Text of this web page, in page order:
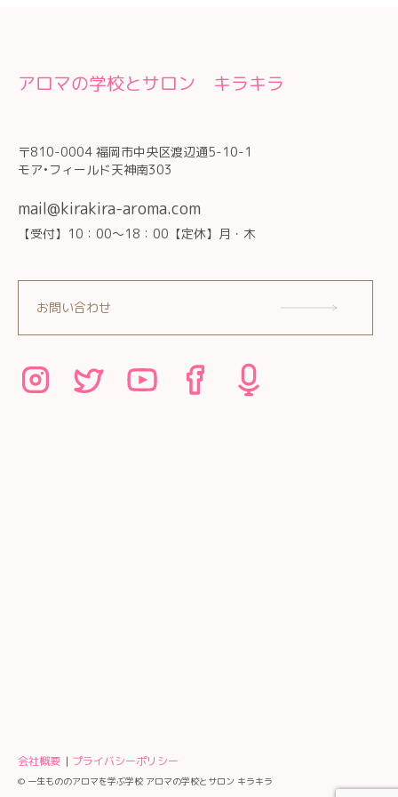
アロマの学校とサロン キラキラ
〒810-0004 福岡市中央区渡辺通5-10-1
モア•フィールド天神南303
mail@kirakira-aroma.com
【受付】10：00～18：00【定休】月・木
お問い合わせ
会社概要 プライバシーポリシー
© 一生もののアロマを学ぶ学校 アロマの学校とサロン キラキラ